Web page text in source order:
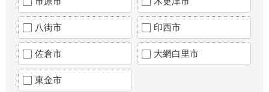
八街市 印西市
佐倉市 大網白里市
東金市